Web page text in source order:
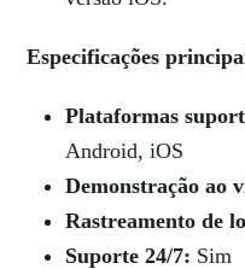
Especificações
Plataformas
Android, iOS
Demonstração ao
Rastreamento de
Suporte 24/7: Sim